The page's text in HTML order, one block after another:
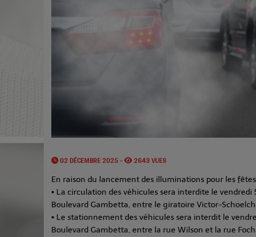
02 DÉCEMBRE 2025 - 2643 VUES
En raison du lancement des illuminations pour les
▪ La circulation des véhicules sera interdite le vendredi
Boulevard Gambetta, entre le giratoire Victor-
▪ Le stationnement des véhicules sera interdit le
Boulevard Gambetta, entre la rue Wilson et la rue